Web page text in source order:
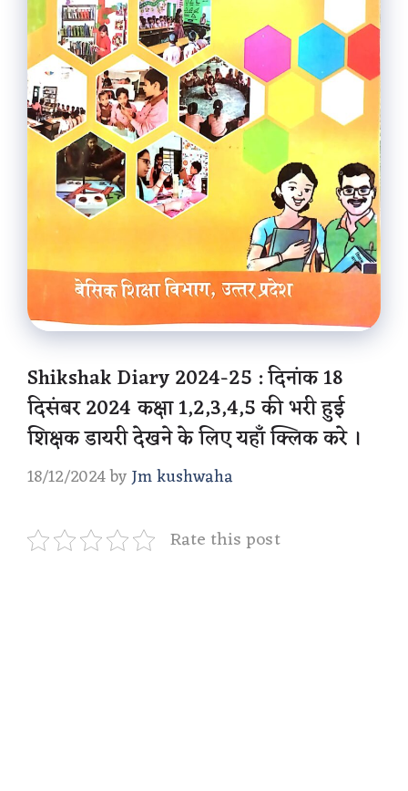
Shikshak Diary 2024-25 : दिनांक 18
दिसंबर 2024 कक्षा 1,2,3,4,5 की भरी हुई
शिक्षक डायरी देखने के लिए यहाँ क्लिक करे ।
18/12/2024byJm kushwaha
Rate this post